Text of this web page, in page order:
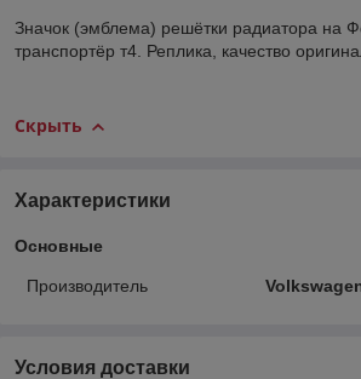
Значок (эмблема) решётки радиатора на
транспортёр т4. Реплика, качество
Скрыть
Характеристики
Основные
Производитель
Условия доставки